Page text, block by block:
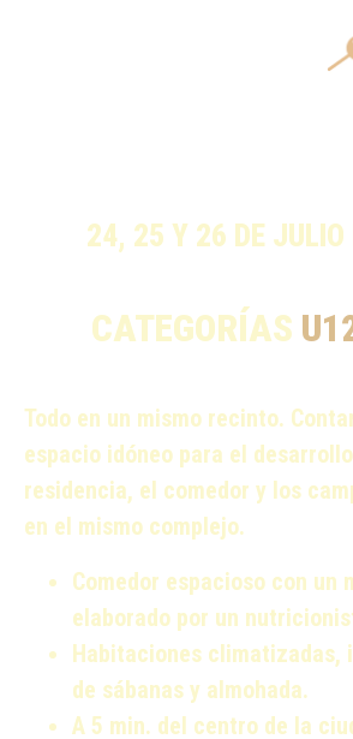
24, 25 Y 26 DE JULIO
CATEGORÍAS
Todo en un mismo recinto.
espacio idóneo para el
residencia, el comedor y los
en el mismo complejo.
Comedor espacioso con un
elaborado por un
Habitaciones climatizadas,
de sábanas y almohada.
A 5 min. del centro de la